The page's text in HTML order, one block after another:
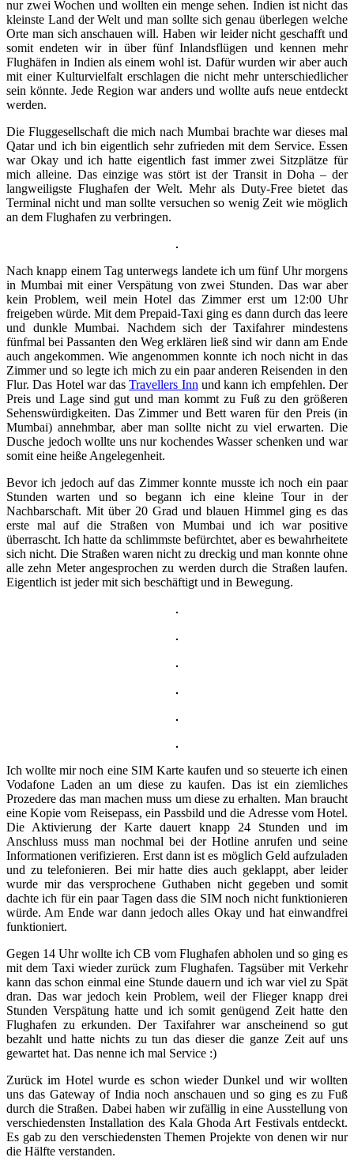
nur zwei Wochen und wollten ein menge sehen. Indien ist nicht das
kleinste Land der Welt und man sollte sich genau überlegen welche
Orte man sich anschauen will. Haben wir leider nicht geschafft und
somit endeten wir in über fünf Inlandsflügen und kennen mehr
Flughäfen in Indien als einem wohl ist. Dafür wurden wir aber auch
mit einer Kulturvielfalt erschlagen die nicht mehr unterschiedlicher
sein könnte. Jede Region war anders und wollte aufs neue entdeckt
werden.
Die Fluggesellschaft die mich nach Mumbai brachte war dieses mal
Qatar und ich bin eigentlich sehr zufrieden mit dem Service. Essen
war Okay und ich hatte eigentlich fast immer zwei Sitzplätze für
mich alleine. Das einzige was stört ist der Transit in Doha – der
langweiligste Flughafen der Welt. Mehr als Duty-Free bietet das
Terminal nicht und man sollte versuchen so wenig Zeit wie möglich
an dem Flughafen zu verbringen.
Nach knapp einem Tag unterwegs landete ich um fünf Uhr morgens
in Mumbai mit einer Verspätung von zwei Stunden. Das war aber
kein Problem, weil mein Hotel das Zimmer erst um 12:00 Uhr
freigeben würde. Mit dem Prepaid-Taxi ging es dann durch das leere
und dunkle Mumbai. Nachdem sich der Taxifahrer mindestens
fünfmal bei Passanten den Weg erklären ließ sind wir dann am Ende
auch angekommen. Wie angenommen konnte ich noch nicht in das
Zimmer und so legte ich mich zu ein paar anderen Reisenden in den
Flur. Das Hotel war dasTravellers Inn und kann ich empfehlen. Der
Preis und Lage sind gut und man kommt zu Fuß zu den größeren
Sehenswürdigkeiten. Das Zimmer und Bett waren für den Preis (in
Mumbai) annehmbar, aber man sollte nicht zu viel erwarten. Die
Dusche jedoch wollte uns nur kochendes Wasser schenken und war
somit eine heiße Angelegenheit.
Bevor ich jedoch auf das Zimmer konnte musste ich noch ein paar
Stunden warten und so begann ich eine kleine Tour in der
Nachbarschaft. Mit über 20 Grad und blauen Himmel ging es das
erste mal auf die Straßen von Mumbai und ich war positive
überrascht. Ich hatte da schlimmste befürchtet, aber es bewahrheitete
sich nicht. Die Straßen waren nicht zu dreckig und man konnte ohne
alle zehn Meter angesprochen zu werden durch die Straßen laufen.
Eigentlich ist jeder mit sich beschäftigt und in Bewegung.
Ich wollte mir noch eine SIM Karte kaufen und so steuerte ich einen
Vodafone Laden an um diese zu kaufen. Das ist ein ziemliches
Prozedere das man machen muss um diese zu erhalten. Man braucht
eine Kopie vom Reisepass, ein Passbild und die Adresse vom Hotel.
Die Aktivierung der Karte dauert knapp 24 Stunden und im
Anschluss muss man nochmal bei der Hotline anrufen und seine
Informationen verifizieren. Erst dann ist es möglich Geld aufzuladen
und zu telefonieren. Bei mir hatte dies auch geklappt, aber leider
wurde mir das versprochene Guthaben nicht gegeben und somit
dachte ich für ein paar Tagen dass die SIM noch nicht funktionieren
würde. Am Ende war dann jedoch alles Okay und hat einwandfrei
funktioniert.
Gegen 14 Uhr wollte ich CB vom Flughafen abholen und so ging es
mit dem Taxi wieder zurück zum Flughafen. Tagsüber mit Verkehr
kann das schon einmal eine Stunde dauern und ich war viel zu Spät
dran. Das war jedoch kein Problem, weil der Flieger knapp drei
Stunden Verspätung hatte und ich somit genügend Zeit hatte den
Flughafen zu erkunden. Der Taxifahrer war anscheinend so gut
bezahlt und hatte nichts zu tun das dieser die ganze Zeit auf uns
gewartet hat. Das nenne ich mal Service :)
Zurück im Hotel wurde es schon wieder Dunkel und wir wollten
uns das Gateway of India noch anschauen und so ging es zu Fuß
durch die Straßen. Dabei haben wir zufällig in eine Ausstellung von
verschiedensten Installation des Kala Ghoda Art Festivals entdeckt.
Es gab zu den verschiedensten Themen Projekte von denen wir nur
die Hälfte verstanden.